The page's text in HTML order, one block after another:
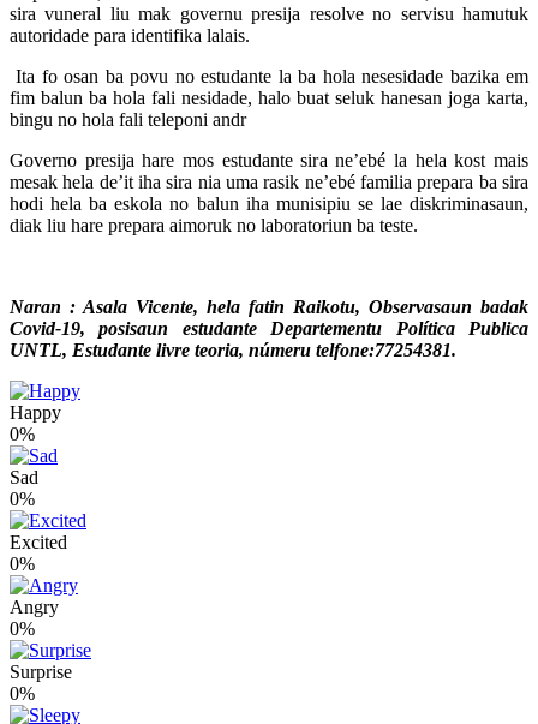
sira vuneral liu mak governu presija resolve no servisu hamutuk
autoridade para identifika lalais.
Ita fo osan ba povu no estudante la ba hola nesesidade bazika em
fim balun ba hola fali nesidade, halo buat seluk hanesan joga karta,
bingu no hola fali teleponi andr
Governo presija hare mos estudante sira ne’ebé la hela kost mais
mesak hela de’it iha sira nia uma rasik ne’ebé familia prepara ba sira
hodi hela ba eskola no balun iha munisipiu se lae diskriminasaun,
diak liu hare prepara aimoruk no laboratoriun ba teste.
Naran : Asala Vicente, hela fatin Raikotu, Observasaun badak
Covid-19, posisaun estudante Departementu Política Publica
UNTL, Estudante livre teoria, númeru telfone:77254381.
Happy
0%
Sad
0%
Excited
0%
Angry
0%
Surprise
0%